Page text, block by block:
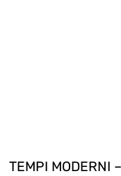
TEMPI MODERNI